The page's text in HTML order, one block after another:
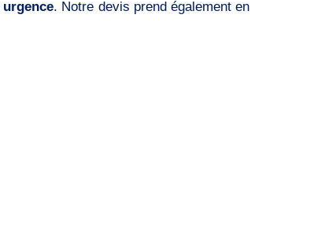
urgence. Notre devis prend également en